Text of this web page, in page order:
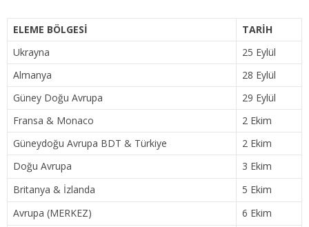
ELEME BÖLGESİ
TARİH
Ukrayna
25 Eylül
Almanya
28 Eylül
Güney Doğu Avrupa
29 Eylül
Fransa & Monaco
2 Ekim
Güneydoğu Avrupa BDT & Türkiye
2 Ekim
Doğu Avrupa
3 Ekim
Britanya & İzlanda
5 Ekim
Avrupa (MERKEZ)
6 Ekim